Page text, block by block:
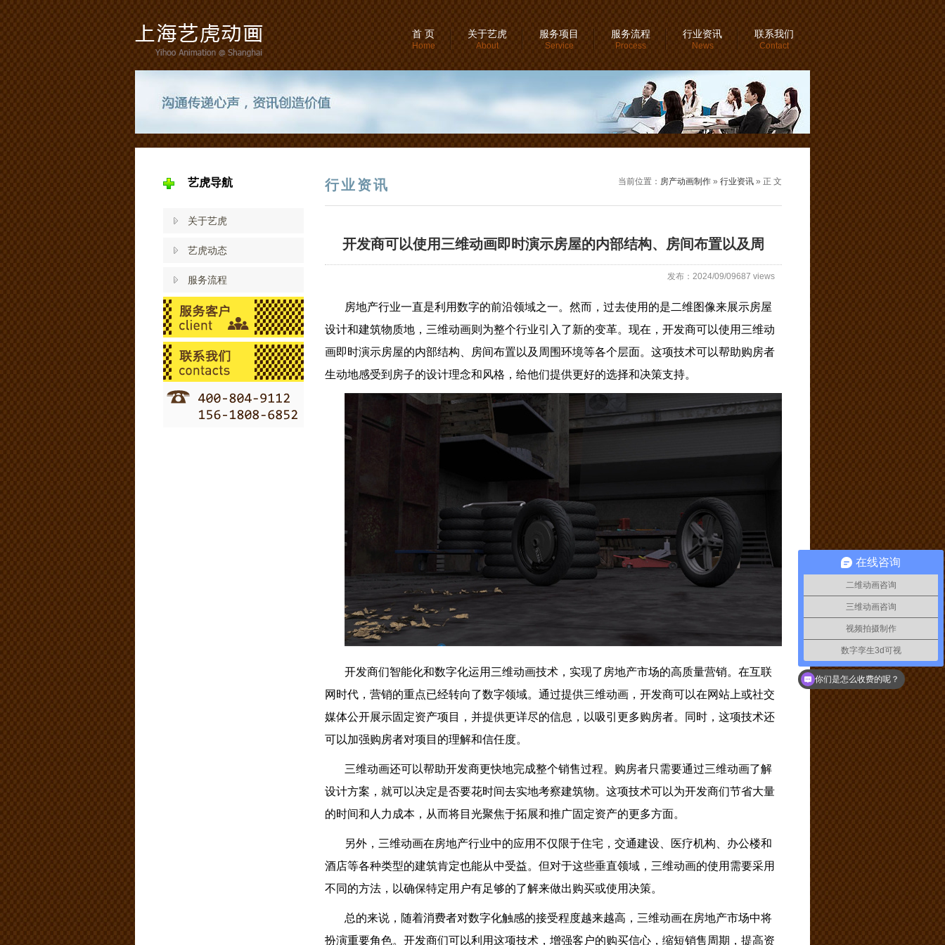
首 页
Home
关于艺虎
About
服务项目
Service
服务流程
Process
行业资讯
News
联系我们
Contact
艺虎导航
关于艺虎
艺虎动态
服务流程
行业资讯 当前位置： 房产动画制作 » 行业资讯 » 正 文
开发商可以使用三维动画即时演示房屋的内部结构、房间布置以及周
发布：2024/09/09687 views
房地产行业一直是利用数字的前沿领域之一。然而，过去使用的是二维图像来展示房屋
设计和建筑物质地，三维动画则为整个行业引入了新的变革。现在，开发商可以使用三维动
画即时演示房屋的内部结构、房间布置以及周围环境等各个层面。这项技术可以帮助购房者
生动地感受到房子的设计理念和风格，给他们提供更好的选择和决策支持。
开发商们智能化和数字化运用三维动画技术，实现了房地产市场的高质量营销。在互联
网时代，营销的重点已经转向了数字领域。通过提供三维动画，开发商可以在网站上或社交
媒体公开展示固定资产项目，并提供更详尽的信息，以吸引更多购房者。同时，这项技术还
可以加强购房者对项目的理解和信任度。
三维动画还可以帮助开发商更快地完成整个销售过程。购房者只需要通过三维动画了解
设计方案，就可以决定是否要花时间去实地考察建筑物。这项技术可以为开发商们节省大量
的时间和人力成本，从而将目光聚焦于拓展和推广固定资产的更多方面。
另外，三维动画在房地产行业中的应用不仅限于住宅，交通建设、医疗机构、办公楼和
酒店等各种类型的建筑肯定也能从中受益。但对于这些垂直领域，三维动画的使用需要采用
不同的方法，以确保特定用户有足够的了解来做出购买或使用决策。
总的来说，随着消费者对数字化触感的接受程度越来越高，三维动画在房地产市场中将
扮演重要角色。开发商们可以利用这项技术，增强客户的购买信心，缩短销售周期，提高资
在线咨询
二维动画咨询
三维动画咨询
视频拍摄制作
数字孪生3d可视
你们是怎么收费的呢？